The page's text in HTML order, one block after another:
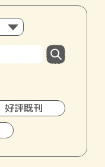
好評既刊